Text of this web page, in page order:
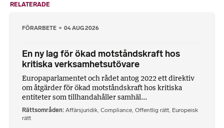
RELATERADE
FÖRARBETE 04 AUG 2026
En ny lag för ökad motståndskraft hos
kritiska verksamhetsutövare
Europaparlamentet och rådet antog 2022 ett direktiv
om åtgärder för ökad motståndskraft hos kritiska
entiteter som tillhandahåller samhäl...
Rättsområden Affärsjuridik, Compliance, Offentlig rätt, Europeisk
rätt